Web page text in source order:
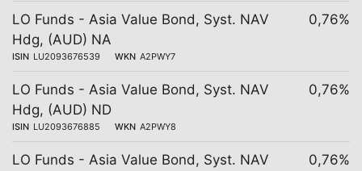
LO Funds - Asia Value Bond, Syst. NAV
Hdg, (AUD) NA
ISIN LU2093676539 WKN A2PWY7
0,76%
LO Funds - Asia Value Bond, Syst. NAV
Hdg, (AUD) ND
ISIN LU2093676885 WKN A2PWY8
0,76%
LO Funds - Asia Value Bond, Syst. NAV
0,76%